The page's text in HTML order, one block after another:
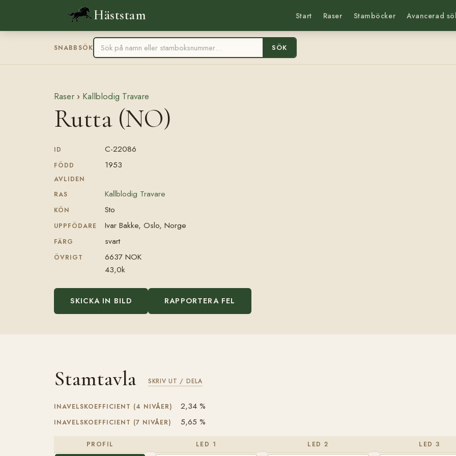
Häststam Start Raser Stamböcker Avancerad
SNABBSÖK SÖK
Raser › Kallblodig Travare
Rutta (NO)
ID C-22086
FÖDD 1953
AVLIDEN
RAS
Kallblodig Travare
KÖN Sto
UPPFÖDARE Ivar Bakke, Oslo, Norge
FÄRG svart
ÖVRIGT
6637 NOK
43,0k
SKICKA IN BILD RAPPORTERA FEL
Stamtavla SKRIV UT / DELA
INAVELSKOEFFICIENT (4 NIVÅER) 2,34 %
INAVELSKOEFFICIENT (7 NIVÅER) 5,65 %
PROFIL LED 1 LED 2 LED 3